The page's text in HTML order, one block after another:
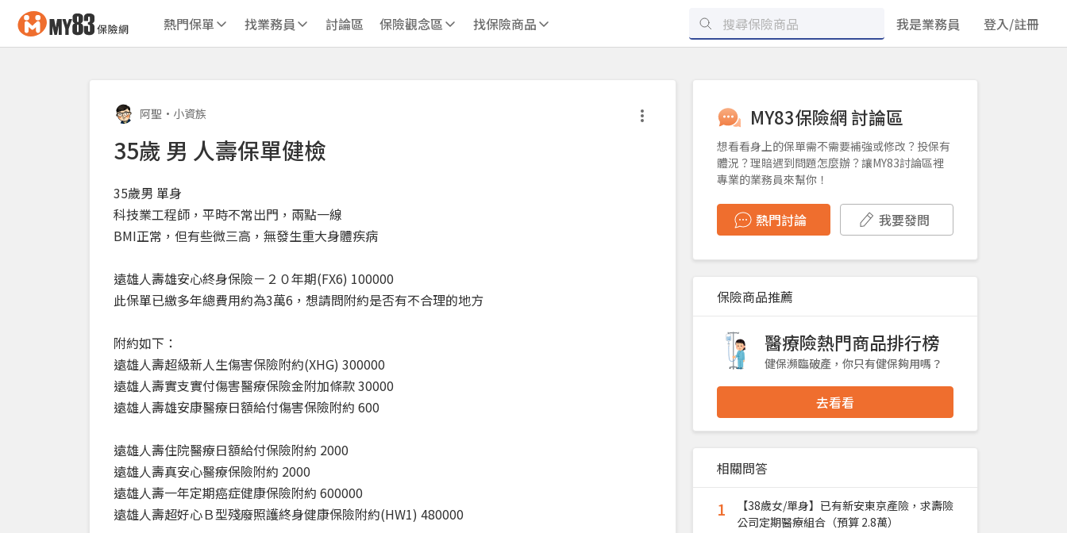
熱門保單 找業務員 討論區 保險觀念區 找保險商品 我是業務員 登入/註冊
阿聖 • 小資族
35歲 男 人壽保單健檢
35歲男 單身
科技業工程師，平時不常出門，兩點一線
BMI正常，但有些微三高，無發生重大身體疾病
遠雄人壽雄安心終身保險－２０年期(FX6) 100000
此保單已繳多年總費用約為3萬6，想請問附約是否有不合理的地方
附約如下：
遠雄人壽超級新人生傷害保險附約(XHG) 300000
遠雄人壽實支實付傷害醫療保險金附加條款 30000
遠雄人壽雄安康醫療日額給付傷害保險附約 600
遠雄人壽住院醫療日額給付保險附約 2000
遠雄人壽真安心醫療保險附約 2000
遠雄人壽一年定期癌症健康保險附約 600000
遠雄人壽超好心Ｂ型殘廢照護終身健康保險附約(HW1) 480000
MY83保險網 討論區
想看看身上的保單需不需要補強或修改？投保有
體況？理賠遇到問題怎麼辦？讓MY83討論區裡
專業的業務員來幫你！
熱門討論 我要發問
保險商品推薦
醫療險熱門商品排行榜
健保瀕臨破產，你只有健保夠用嗎？
去看看
相關問答
1
【38歲女/單身】已有新安東京產險，求壽險
公司定期醫療組合（預算 2.8萬）